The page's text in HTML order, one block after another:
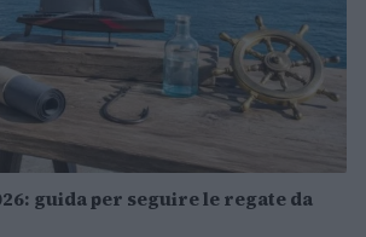
guida per seguire le regate da